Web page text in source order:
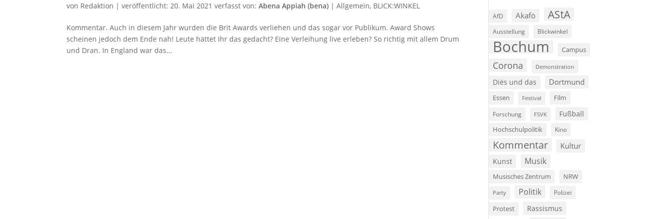
von Redaktion |veröffentlicht: 20. Mai 2021 verfasst von:Abena Appiah (bena) |Allgemein, BLICK:WINKEL
Kommentar. Auch in diesem Jahr wurden die Brit Awards verliehen und das sogar vor Publikum. Award Shows
scheinen jedoch dem Ende nah! Leute hättet Ihr das gedacht? Eine Verleihung live erleben? So richtig mit allem Drum
und Dran. In England war das...
AfD Akafö AStA
Ausstellung Blickwinkel
Bochum Campus
Corona Demonstration
Diës und das Dortmund
Essen Festival Film
Forschung FSVK Fußball
Hochschulpolitik Kino
Kommentar Kultur
Kunst Musik
Musisches Zentrum NRW
Party Politik Polizei
Protest Rassismus